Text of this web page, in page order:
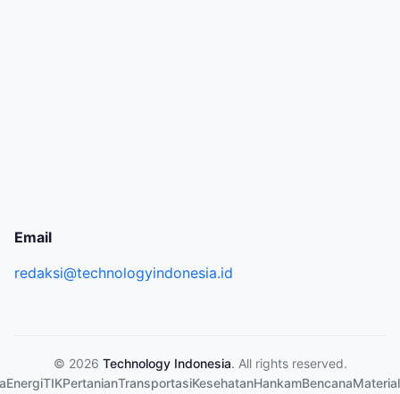
Email
redaksi@technologyindonesia.id
© 2026 Technology Indonesia. All rights reserved.
EnergiTIKPertanianTransportasiKesehatanHankamBencanaMaterial